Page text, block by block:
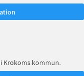
Krokoms kommun.